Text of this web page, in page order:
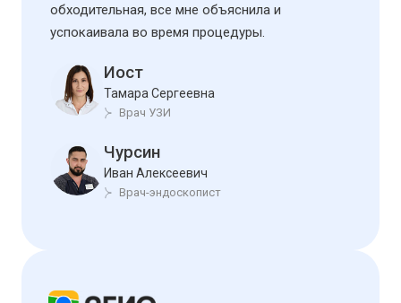
обходительная, все мне объяснила и
успокаивала во время процедуры.
Иост
Тамара Сергеевна
Врач УЗИ
Чурсин
Иван Алексеевич
Врач-эндоскопист